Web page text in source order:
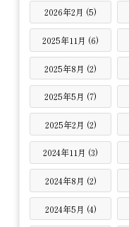
2026年2月 (5)
2025年11月 (6)
2025年8月 (2)
2025年5月 (7)
2025年2月 (2)
2024年11月 (3)
2024年8月 (2)
2024年5月 (4)